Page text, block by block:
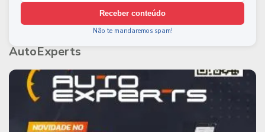
Receber conteúdo
Não te mandaremos spam!
AutoExperts